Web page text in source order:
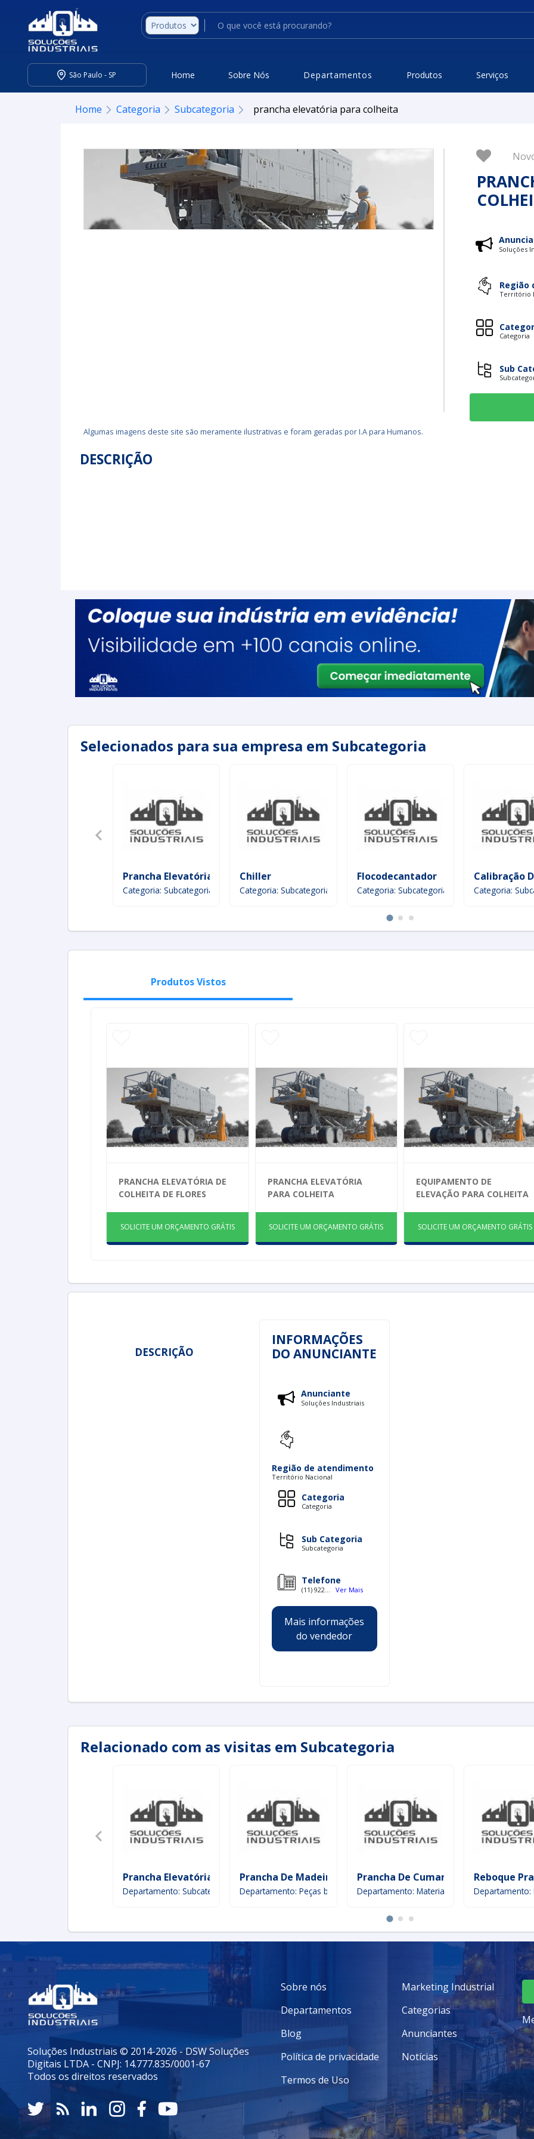
São Paulo - SP Home Sobre Nós Departamentos Produtos Serviços
Home Categoria Subcategoria prancha elevatória para colheita
Soluções
Região
Território
Categoria
Sub
Algumas imagens deste site são meramente ilustrativas e foram geradas por I.A para Humanos.
DESCRIÇÃO
Selecionados para sua empresa em Subcategoria
Prancha Elevatória Para Colheita
Categoria: Subcategoria
Chiller
Categoria: Subcategoria
Flocodecantador
Categoria: Subcategoria
Calibração
Categoria:
Produtos Vistos
PRANCHA ELEVATÓRIA DE
COLHEITA DE FLORES
SOLICITE UM ORÇAMENTO GRÁTIS
PRANCHA ELEVATÓRIA
PARA COLHEITA
SOLICITE UM ORÇAMENTO GRÁTIS
EQUIPAMENTO DE
ELEVAÇÃO PARA COLHEITA
SOLICITE UM ORÇAMENTO GRÁTIS
DESCRIÇÃO
INFORMAÇÕES
DO ANUNCIANTE
Anunciante
Soluções Industriais
Região de atendimento
Território Nacional
Categoria
Categoria
Sub Categoria
Subcategoria
Telefone
(11) 922... Ver Mais
Mais informações
do vendedor
Relacionado com as visitas em Subcategoria
Prancha Elevatória Para Colheita
Departamento: Subcategoria
Prancha De Madeira
Departamento: Peças brutas
Prancha De Cumaru
Departamento: Materiais de Construção e
Reboque
Departamento:
Soluções Industriais © 2014-2026 - DSW Soluções
Digitais LTDA - CNPJ: 14.777.835/0001-67
Todos os direitos reservados
Sobre nós
Departamentos
Blog
Política de privacidade
Termos de Uso
Marketing Industrial
Categorias
Anunciantes
Notícias